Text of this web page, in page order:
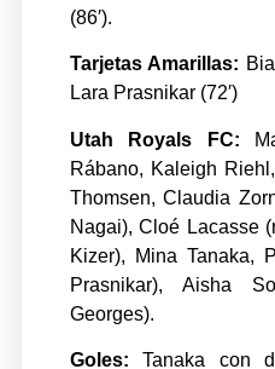
(86′).
Tarjetas Amarillas:
Lara Prasnikar (72′)
Utah Royals FC:
Rábano, Kaleigh
Thomsen, Claudia
Nagai), Cloé Lacasse
Kizer), Mina Tanaka,
Prasnikar), Aisha
Georges).
Goles: Tanaka con